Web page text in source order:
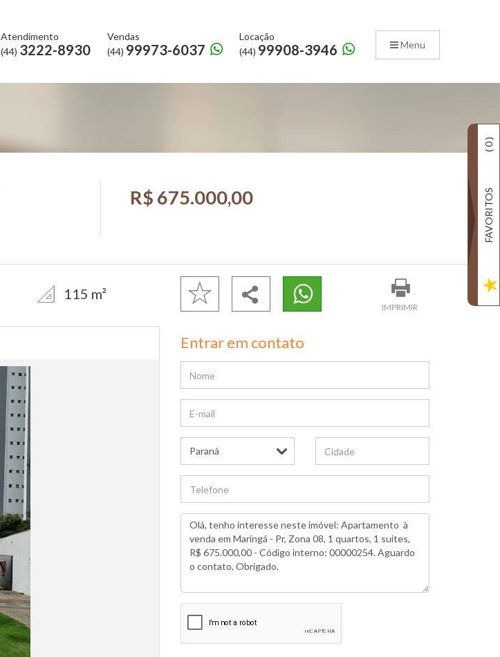
Menu
Atendimento
(44) 3222-8930
Vendas
(44) 99973-6037
Locação
(44) 99908-3946
R$ 675.000,00
115 m²
IMPRIMIR
Entrar em contato
FAVORITOS
(
0
)